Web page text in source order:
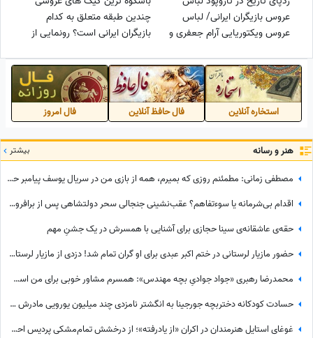
عروس بازیگران ایرانی/ لباس
عروس ویکتوریایی آرام جعفری و
فکور صبور به سبک سلطنت
عثمانی، مونا کرمی، سروین بیات
و...
چندین طبقه متعلق به کدام
بازیگران ایرانی است؟ رونمایی از
بهرام رادان، متین ستوده، سروین
بیات و...
استخاره آنلاین فال حافظ آنلاین فال امروز
هنر و رسانه بیشتر
مصطفی زمانی: مطمئنم روزی که بمیرم، همه از بازی من در سریال یوسف پیامبر حرف می‌زنند... +ویدیو
اقدام بی‌شرمانه یا سوءتفاهم؟ عقب‌نشینی جنجالی سحر دولتشاهی پس از برافروخته شدن غضب عمومی در پی استوری «اذان»!
حقه‌ی عاشقانه‌ی سینا حجازی برای آشنایی با همسرش در یک جشنِ مهم
حضور مازیار لرستانی در ختم اکبر عبدی برای او گران تمام شد! دزدی از مازیار لرستانی اونم تو روز روشن!
محمدرضا رهبری «جواد جوادیِ بچه مهندس»: همسرم مشاور خوبی برای من است، خط قرمز من خانوادمه/عروسی خواهرم دائم استرس داشتم که مبادا فیلم یا عکسی از من گرفته شود و بعدا برای من دردسر ایجاد کند!
حسادت کودکانه دختربچه جورجینا به انگشتر نامزدی چند میلیون یورویی مادرش که رونالدو به او هدیه داده بود!
غوغای استایل هنرمندان در اکران «از یادرفته»؛ از درخشش تمام‌مشکی پردیس احمدیه و آزیتا حاجیان تا تیپ اسپورت سینا مهراد و مجید مظفری